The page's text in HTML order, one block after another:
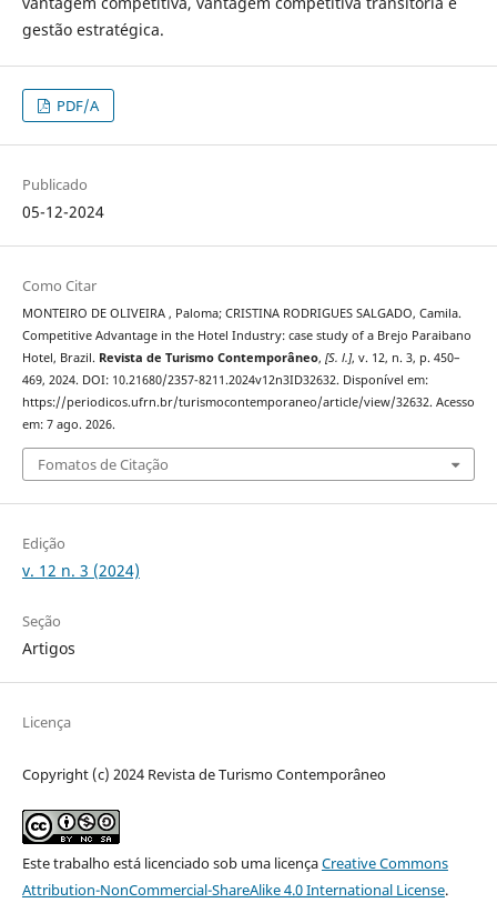
gestão estratégica.
PDF/A
Publicado
05-12-2024
Como Citar
MONTEIRO DE OLIVEIRA , Paloma; CRISTINA RODRIGUES SALGADO, Camila.
Competitive Advantage in the Hotel Industry: case study of a Brejo Paraibano
Hotel, Brazil. Revista de Turismo Contemporâneo, [S. l.], v. 12, n. 3, p. 450–
469, 2024. DOI: 10.21680/2357-8211.2024v12n3ID32632. Disponível em:
https://periodicos.ufrn.br/turismocontemporaneo/article/view/32632. Acesso
em: 7 ago. 2026.
Fomatos de Citação
Edição
v. 12 n. 3 (2024)
Seção
Artigos
Licença
Copyright (c) 2024 Revista de Turismo Contemporâneo
Este trabalho está licenciado sob uma licençaCreative Commons
Attribution-NonCommercial-ShareAlike 4.0 International License.